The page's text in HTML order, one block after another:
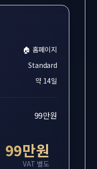
🏠 홈페이지
Standard
약 14일
99만원
99만원
VAT 별도